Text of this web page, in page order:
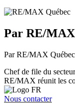
Par RE/MAX
Par RE/MAX Québec
Chef de file du
RE/MAX réunit les
Nous contacter